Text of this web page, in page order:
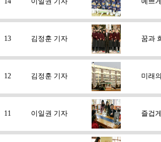
13 김정훈 기자 꿈과
12 김정훈 기자 미래
11 이일권 기자 즐겁